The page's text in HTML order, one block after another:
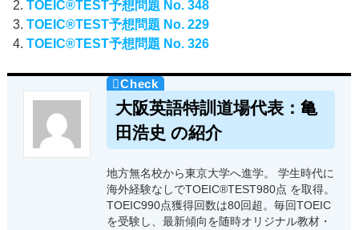
TOEIC®TEST予想問題 No. 348
TOEIC®TEST予想問題 No. 229
TOEIC®TEST予想問題 No. 326
大阪英語特訓道場代表：亀
田浩史 の紹介
地方無名校から東京大学へ進学。 学生時代に
海外経験なしでTOEIC®TEST980点 を取得。
TOEIC990点獲得回数は80回超。毎回TOEIC
を受験し、最新傾向を随時オリジナル教材・